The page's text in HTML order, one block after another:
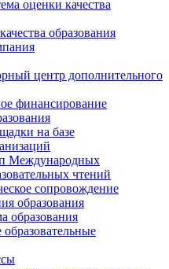
оценки качества
образования
центр дополнительного
финансирование
на базе
Международных
чтений
сопровождение
образования
образования